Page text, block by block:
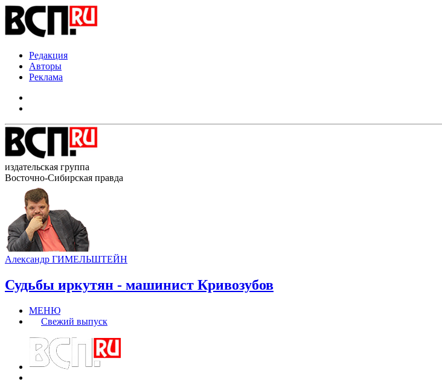
Редакция
Авторы
Реклама
издательская группа
Восточно-Сибирская правда
Александр ГИМЕЛЬШТЕЙН
Судьбы иркутян - машинист Кривозубов
МЕНЮ
Свежий выпуск